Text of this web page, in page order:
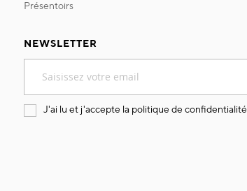
présentoirs
NEWSLETTER
notre
lettreJ'ai lu et j'accepte la politique de confidentialité